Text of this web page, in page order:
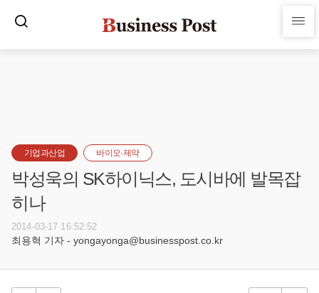
기업과산업 바이오·제약
박성욱의 SK하이닉스, 도시바에 발목잡
히나
2014-03-17 16:52:52
최용혁 기자 - yongayonga@businesspost.co.kr